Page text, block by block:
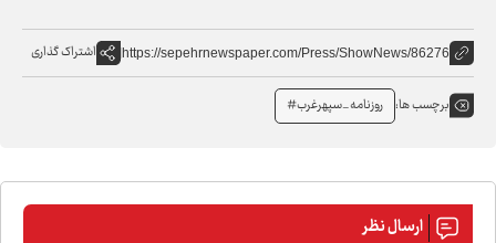
https://sepehrnewspaper.com/Press/ShowNews/86276 اشتراک گذاری
برچسب ها: روزنامه_سپهرغرب#
ارسال نظر